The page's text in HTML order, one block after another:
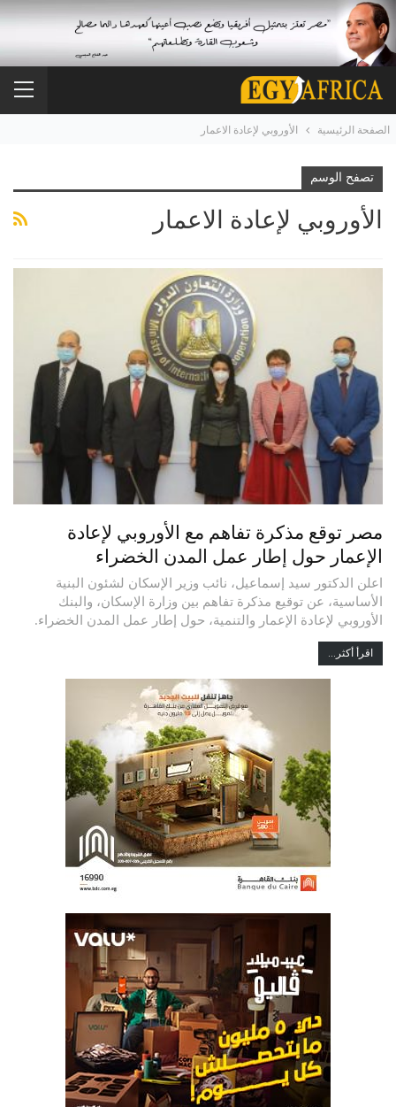
الصفحة الرئيسية الأوروبي لإعادة الاعمار
تصفح الوسم
الأوروبي لإعادة الاعمار
مصر توقع مذكرة تفاهم مع الأوروبي لإعادة
الإعمار حول إطار عمل المدن الخضراء
اعلن الدكتور سيد إسماعيل، نائب وزير الإسكان لشئون البنية
الأساسية، عن توقيع مذكرة تفاهم بين وزارة الإسكان، والبنك
الأوروبي لإعادة الإعمار والتنمية، حول إطار عمل المدن الخضراء.
اقرأ أكثر...